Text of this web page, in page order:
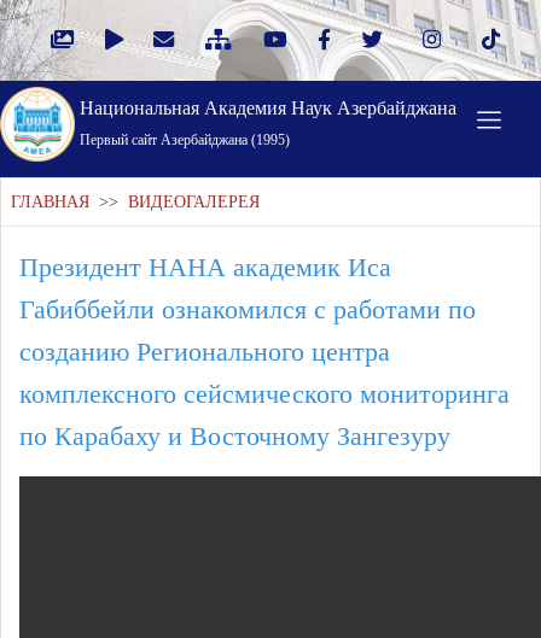
Национальная Академия Наук Азербайджана
Первый cайт Азербайджана (1995)
ГЛАВНАЯ >> ВИДЕОГАЛЕРЕЯ
Президент НАНА академик Иса
Габиббейли ознакомился с работами по
созданию Регионального центра
комплексного сейсмического мониторинга
по Карабаху и Восточному Зангезуру